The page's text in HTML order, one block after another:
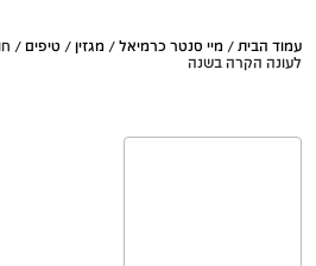
עמוד הבית / מיי סנטר כרמיאל / מגזין / טיפים /
לעונה הקרה בשנה